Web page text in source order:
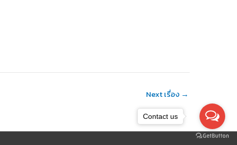
Next เรื่อง →
Contact us